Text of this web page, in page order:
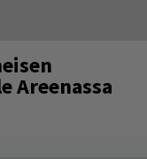
Areenassa